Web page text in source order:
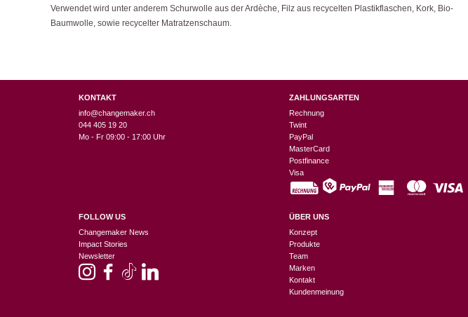
Verwendet wird unter anderem Schurwolle aus der Ardèche, Filz aus recycelten Plastikflaschen, Kork, Bio-
Baumwolle, sowie recycelter Matratzenschaum.
KONTAKT
info@changemaker.ch
044 405 19 20
Mo - Fr 09:00 - 17:00 Uhr
FOLLOW US
Changemaker News
Impact Stories
Newsletter
ZAHLUNGSARTEN
Rechnung
Twint
PayPal
MasterCard
Postfinance
Visa
ÜBER UNS
Konzept
Produkte
Team
Marken
Kontakt
Kundenmeinung